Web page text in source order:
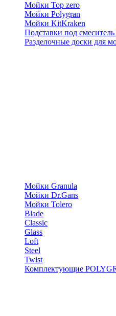
Мойки Top zero
Мойки Polygran
Мойки KitKraken
Подставки под
Разделочные доски для
Мойки Granula
Мойки Dr.Gans
Мойки Tolero
Blade
Classic
Glass
Loft
Steel
Twist
Комплектующие